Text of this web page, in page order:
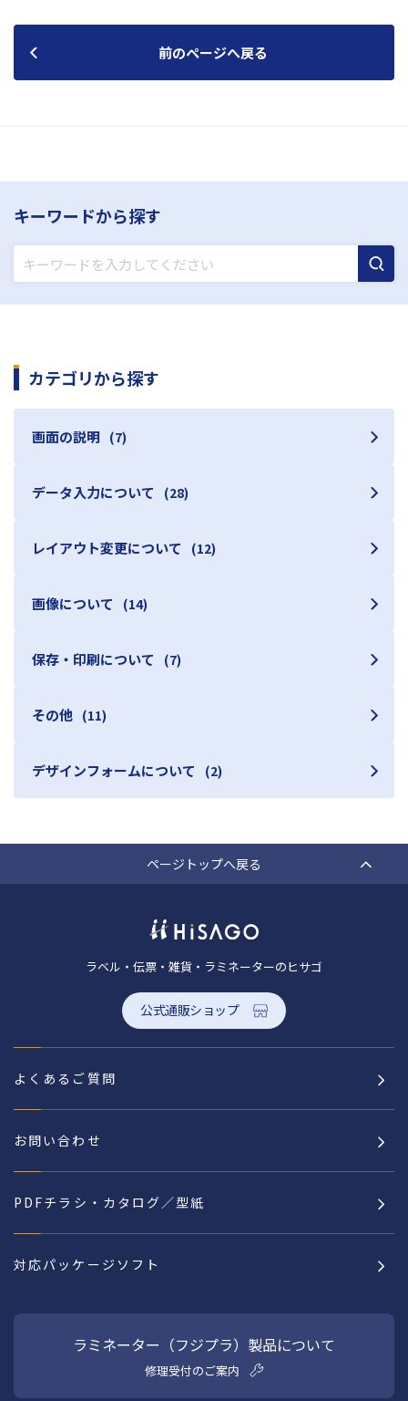
前のページへ戻る
キーワードから探す
カテゴリから探す
画面の説明 (7)
データ入力について (28)
レイアウト変更について (12)
画像について (14)
保存・印刷について (7)
その他 (11)
デザインフォームについて (2)
ページトップへ戻る
ラベル・伝票・雑貨・ラミネーターのヒサゴ
公式通販ショップ
よくあるご質問
お問い合わせ
PDFチラシ・カタログ／型紙
対応パッケージソフト
ラミネーター（フジプラ）製品について
修理受付のご案内